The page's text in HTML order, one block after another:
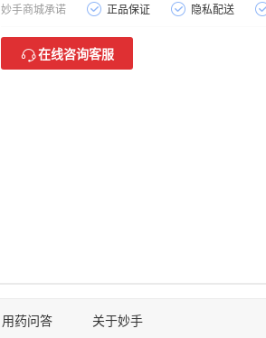
妙手商城承诺 正品保证 隐私配送
在线咨询客服
用药问答 关于妙手